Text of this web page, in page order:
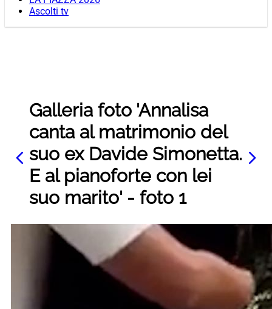
Ascolti tv
Galleria foto 'Annalisa
canta al matrimonio del
suo ex Davide Simonetta.
E al pianoforte con lei
suo marito' - foto 1